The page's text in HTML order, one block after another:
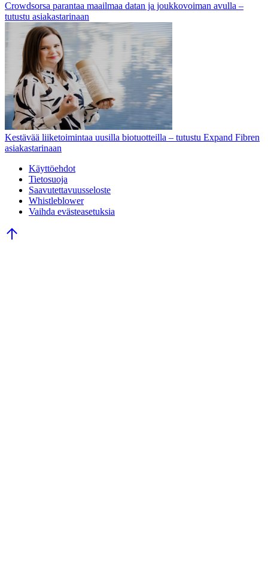
Crowdsorsa parantaa maailmaa datan ja joukkovoiman avulla –
tutustu asiakastarinaan
Kestävää liiketoimintaa uusilla biotuotteilla – tutustu Expand Fibren
asiakastarinaan
Käyttöehdot
Tietosuoja
Saavutettavuusseloste
Whistleblower
Vaihda evästeasetuksia